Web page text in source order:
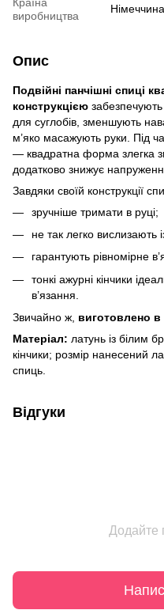
виробництва
Німеччина
Опис
Подвійні панчішні спиці
конструкцією
для суглобів, зменшують
м’яко масажують руки. Під
— квадратна форма злегка
додатково знижує
Завдяки своїй конструкції
зручніше тримати в руці;
не так легко вислизають
гарантують рівномірне
тонкі ажурні кінчики
в’язання.
Звичайно ж, виготовлено в
Матеріал: латунь із білим
кінчики; розмір нанесений
спиць.
Відгуки
Додайте